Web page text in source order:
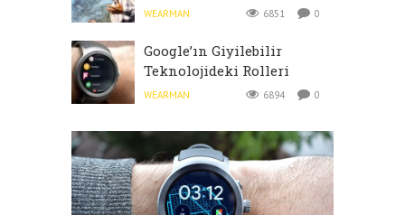
WEARMAN 6851 0
Google’ın Giyilebilir
Teknolojideki Rolleri
WEARMAN 6894 0